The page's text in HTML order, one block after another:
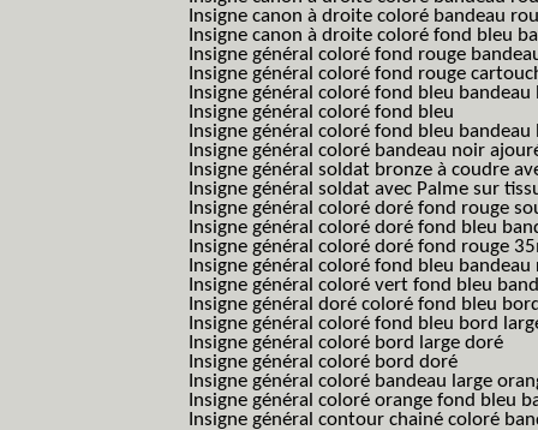
Insigne canon à droite coloré bandeau
Insigne canon à droite coloré fond bleu
Insigne général coloré fond rouge
Insigne général coloré fond rouge
Insigne général coloré fond bleu bandeau
Insigne général coloré fond bleu
Insigne général coloré fond bleu bandeau
Insigne général coloré bandeau noir
Insigne général soldat bronze à coudre
Insigne général soldat avec Palme sur
Insigne général coloré doré fond rouge
Insigne général coloré doré fond bleu
Insigne général coloré doré fond rouge
Insigne général coloré fond bleu
Insigne général coloré vert fond bleu
Insigne général doré coloré fond bleu
Insigne général coloré fond bleu bord
Insigne général coloré bord large doré
Insigne général coloré bord doré
Insigne général coloré bandeau large
Insigne général coloré orange fond bleu
Insigne général contour chainé coloré